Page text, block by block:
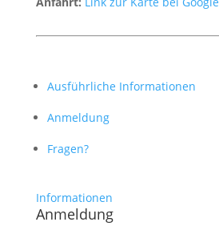
Ausführliche Informationen
Anmeldung
Fragen?
Informationen
Anmeldung